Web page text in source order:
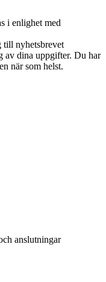
i enlighet med
till nyhetsbrevet
av dina uppgifter. Du har
när som helst.
anslutningar